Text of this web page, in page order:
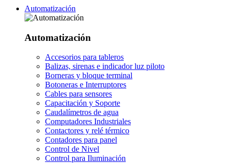
Automatización
Automatización
Accesorios para tableros
Balizas, sirenas e indicador luz piloto
Borneras y bloque terminal
Botoneras e Interruptores
Cables para sensores
Capacitación y Soporte
Caudalímetros de agua
Computadores Industriales
Contactores y relé térmico
Contadores para panel
Control de Nivel
Control para Iluminación